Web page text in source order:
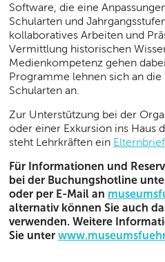
Software, die eine
Schularten und
kollaboratives Arbeiten und
Vermittlung historischen
Medienkompetenz gehen
Programme lehnen sich an
Schularten an.
Zur Unterstützung bei der
oder einer Exkursion ins Haus
steht Lehrkräften ein Elternbrief
Für Informationen und
bei der Buchungshotline
oder per E-Mail an
alternativ können Sie auch
verwenden. Weitere
Sie unter